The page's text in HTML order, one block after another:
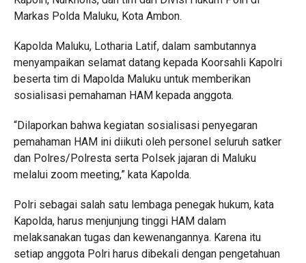
Markas Polda Maluku, Kota Ambon.
Kapolda Maluku, Lotharia Latif, dalam sambutannya
menyampaikan selamat datang kepada Koorsahli Kapolri
beserta tim di Mapolda Maluku untuk memberikan
sosialisasi pemahaman HAM kepada anggota.
“Dilaporkan bahwa kegiatan sosialisasi penyegaran
pemahaman HAM ini diikuti oleh personel seluruh satker
dan Polres/Polresta serta Polsek jajaran di Maluku
melalui zoom meeting,” kata Kapolda.
Polri sebagai salah satu lembaga penegak hukum, kata
Kapolda, harus menjunjung tinggi HAM dalam
melaksanakan tugas dan kewenangannya. Karena itu
setiap anggota Polri harus dibekali dengan pengetahuan